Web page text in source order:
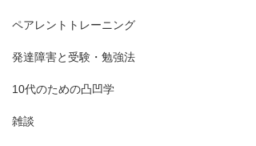
ペアレントトレーニング
発達障害と受験・勉強法
10代のための凸凹学
雑談